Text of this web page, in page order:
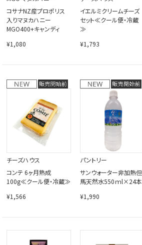
コサナNZ産プロポリス
入りマヌカハニー
MGO400+キャンディ
¥1,080
イエルミクリームチーズ
セット≪クール便・冷蔵
≫
¥1,793
チーズハウス
コンテ 6ヶ月熟成
100g≪クール便・冷蔵≫
¥1,566
パントリー
サンウォーター非加熱但
馬天然水550ｍl×24本
¥1,990